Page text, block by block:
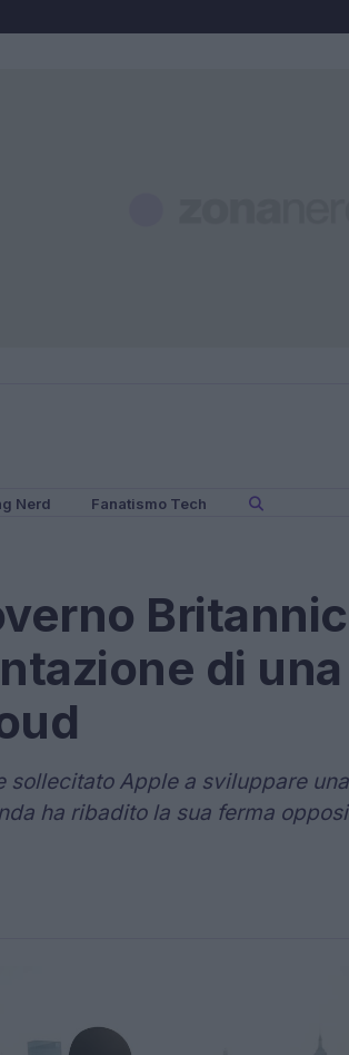
Nerd Fanatismo Tech
di una
sollecitato Apple a sviluppare una
ha ribadito la sua ferma